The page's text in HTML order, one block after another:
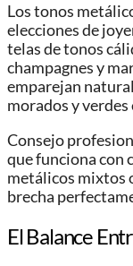
Los tonos
elecciones de
telas de tonos
champagnes y
emparejan
morados y verdes
Consejo
que funciona con
metálicos mixtos
brecha
El Balance